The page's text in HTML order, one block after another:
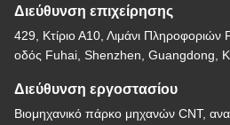
Διεύθυνση επιχείρησης
429, Κτίριο Α10, Λιμάνι Πληροφοριών
οδός Fuhai, Shenzhen, Guangdong,
Διεύθυνση εργοστασίου
Βιομηχανικό πάρκο μηχανών CNT,